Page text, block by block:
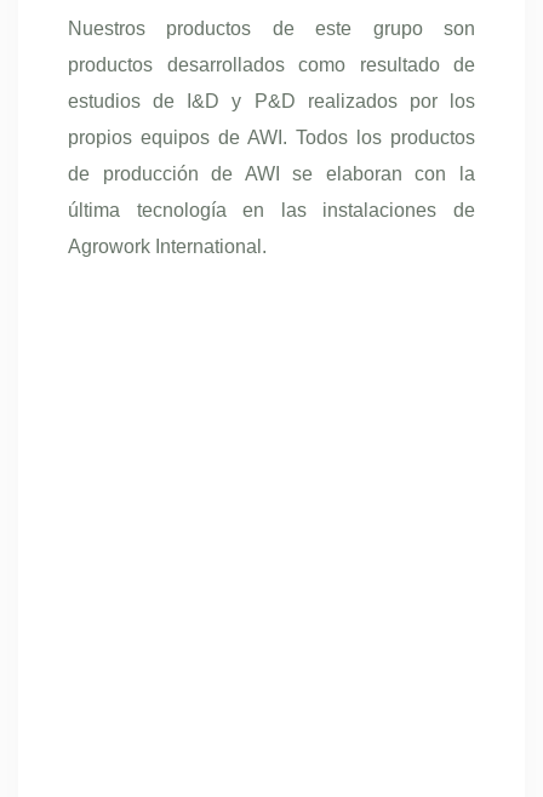
Nuestros productos de este grupo son
productos desarrollados como resultado de
estudios de I&D y P&D realizados por los
propios equipos de AWI. Todos los productos
de producción de AWI se elaboran con la
última tecnología en las instalaciones de
Agrowork International.